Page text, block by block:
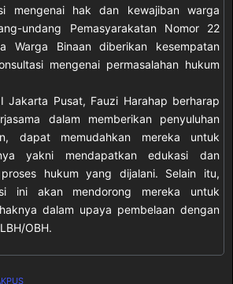
mengenai hak dan kewajiban warga
undang Pemasyarakatan Nomor 22
Warga Binaan diberikan kesempatan
mengenai permasalahan hukum
Jakarta Pusat, Fauzi Harahap berharap
dalam memberikan penyuluhan
dapat memudahkan mereka untuk
yakni mendapatkan edukasi dan
hukum yang dijalani. Selain itu,
ini akan mendorong mereka untuk
dalam upaya pembelaan dengan
OBH.